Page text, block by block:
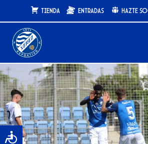
al
contenido
Tienda Entradas Hazte